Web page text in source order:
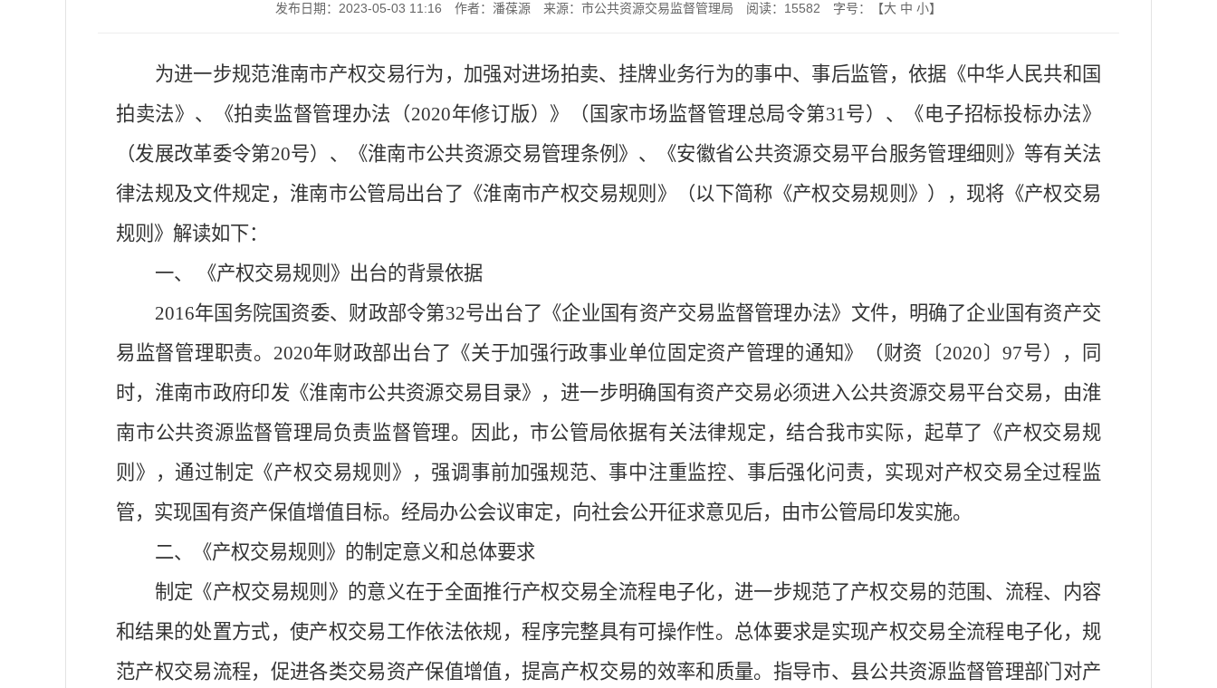
发布日期：2023-05-03 11:16 作者：潘葆源 来源：市公共资源交易监督管理局 阅读： 15582 字号：【大 中 小】
为进一步规范淮南市产权交易行为，加强对进场拍卖、挂牌业务行为的事中、事后监管，依据《中华人民共和国
拍卖法》、《拍卖监督管理办法（2020年修订版）》（国家市场监督管理总局令第31号）、《电子招标投标办法》
（发展改革委令第20号）、《淮南市公共资源交易管理条例》、《安徽省公共资源交易平台服务管理细则》等有关法
律法规及文件规定，淮南市公管局出台了《淮南市产权交易规则》（以下简称《产权交易规则》），现将《产权交易
规则》解读如下：
一、
《产权交易规则》出台的背景依据
2016年国务院国资委、 财政部令第32号出台了《企业国有资产交易监督管理办法》 文件，明确了企业国有资产交
易监督管理职责。 2020年财政部出台了《关于加强行政事业单位固定资产管理的通知》（财资〔2020〕97号），
同
时， 淮南市政府印发 《淮南市公共资源交易目录》，进一步明确国有资产交易必须进入公共资源交易平台交易，由淮
南市公共资源监督管理局负责监督管理。因此，市公管局依据有关法律规定，结合我市实际，起草了《产权交易规
则》，通过制定《产权交易规则》，强调事前加强规范、事中注重监控、事后强化问责，实现对产权交易全过程监
管，实现国有资产保值增值目标。经局办公会议审定，向社会公开征求意见后，由市公管局印发实施。
二、
《产权交易规则》的制定意义和总体要求
制定《产权交易规则》的意义在于全面推行产权交易全流程电子化，进一步规范了产权交易的范围、流程、内容
和结果的处置方式，使产权交易工作依法依规，程序完整具有可操作性。总体要求是实现产权交易全流程电子化， 规
范产权交易流程， 促进各类交易资产保值增值，提高产权交易的效率和质量。指导市、县公共资源监督管理部门对产